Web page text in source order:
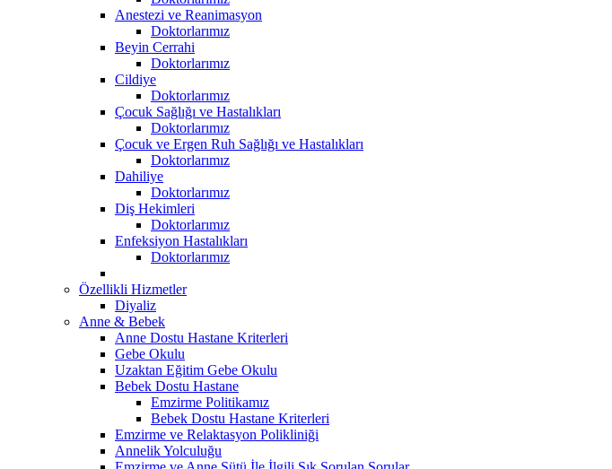
Anestezi ve Reanimasyon
Doktorlarımız
Beyin Cerrahi
Doktorlarımız
Cildiye
Doktorlarımız
Çocuk Sağlığı ve Hastalıkları
Doktorlarımız
Çocuk ve Ergen Ruh Sağlığı ve Hastalıkları
Doktorlarımız
Dahiliye
Doktorlarımız
Diş Hekimleri
Doktorlarımız
Enfeksiyon Hastalıkları
Doktorlarımız
Özellikli Hizmetler
Diyaliz
Anne & Bebek
Anne Dostu Hastane Kriterleri
Gebe Okulu
Uzaktan Eğitim Gebe Okulu
Bebek Dostu Hastane
Emzirme Politikamız
Bebek Dostu Hastane Kriterleri
Emzirme ve Relaktasyon Polikliniği
Annelik Yolculuğu